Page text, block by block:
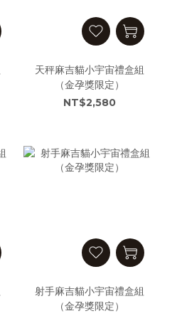
天秤麻吉貓小宇宙禮盒組
（金孕獎限定）
NT$2,580
射手麻吉貓小宇宙禮盒組
（金孕獎限定）